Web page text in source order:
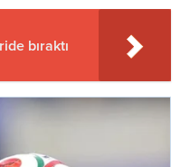
bıraktı